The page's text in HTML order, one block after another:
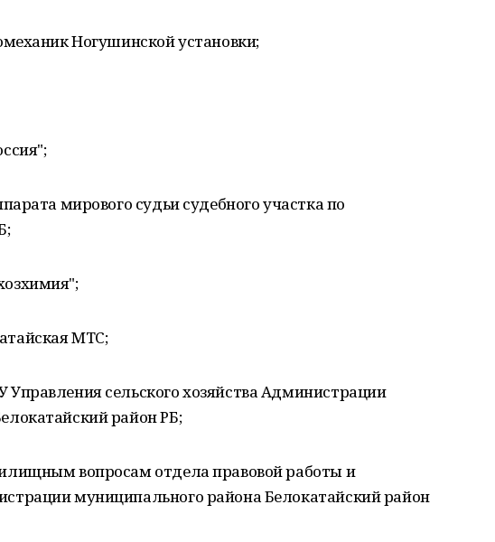
Ногушинской установки;
мирового судьи судебного участка по
МТС;
сельского хозяйства Администрации
район РБ;
вопросам отдела правовой работы и
муниципального района Белокатайский район